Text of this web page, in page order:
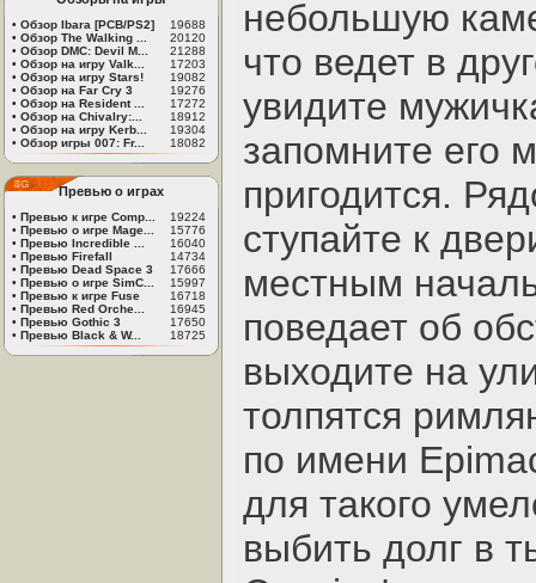
• Обзор Ibara [PCB/PS2]
19688
• Обзор The Walking ...
20120
• Обзор DMC: Devil M...
21288
• Обзор на игру Valk...
17203
• Обзор на игру Stars!
19082
• Обзор на Far Cry 3
19276
• Обзор на Resident ...
17272
• Обзор на Chivalry:...
18912
• Обзор на игру Kerb...
19304
• Обзор игры 007: Fr... 18082
Превью о играх
• Превью к игре Comp...
19224
• Превью о игре Mage...
15776
• Превью Incredible ...
16040
• Превью Firefall
14734
• Превью Dead Space 3
17666
• Превью о игре SimC...
15997
• Превью к игре Fuse
16718
• Превью Red Orche...
16945
• Превью Gothic 3
17650
• Превью Black & W... 18725
небольшую
что ведет в
увидите
запомните его
пригодится.
ступайте к
местным
поведает об
выходите на
толпятся
по имени
для такого
выбить долг в